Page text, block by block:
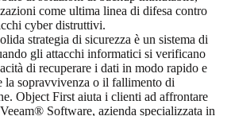
come ultima linea di difesa contro
cyber distruttivi.
strategia di sicurezza è un sistema di
gli attacchi informatici si verificano
di recuperare i dati in modo rapido e
la sopravvivenza o il fallimento di
Object First aiuta i clienti ad affrontare
Veeam® Software, azienda specializzata in